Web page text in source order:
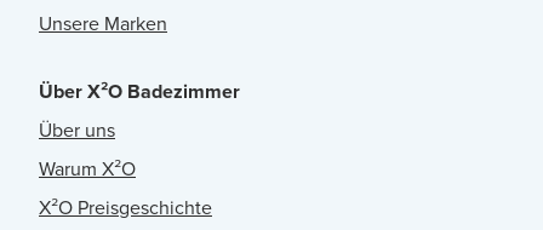
Unsere Marken
Über X²O Badezimmer
Über uns
Warum X²O
X²O Preisgeschichte